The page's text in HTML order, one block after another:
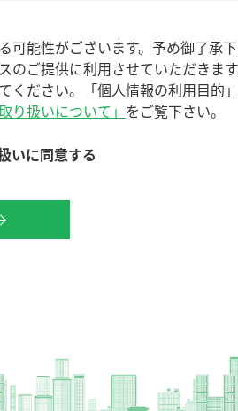
能性がございます。予め御了承下
ご提供に利用させていただきます
ださい。「個人情報の利用目的
り扱いについて」 をご覧下さい。
いに同意する